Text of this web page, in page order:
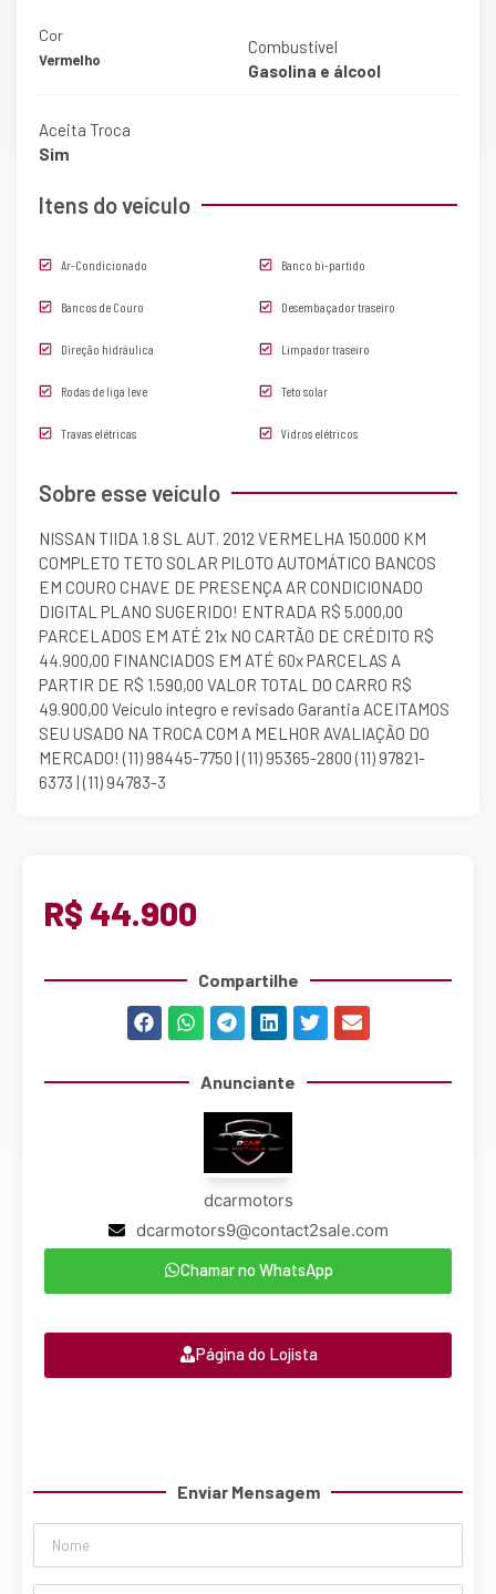
Cor
Vermelho
Combustível
Gasolina e álcool
Aceita Troca
Sim
Itens do veículo
Ar-Condicionado Banco bi-partido
Bancos de Couro Desembaçador traseiro
Direção hidráulica Limpador traseiro
Rodas de liga leve Teto solar
Travas elétricas Vidros elétricos
Sobre esse veículo
NISSAN TIIDA 1.8 SL AUT. 2012 VERMELHA 150.000 KM
COMPLETO TETO SOLAR PILOTO AUTOMÁTICO BANCOS
EM COURO CHAVE DE PRESENÇA AR CONDICIONADO
DIGITAL PLANO SUGERIDO! ENTRADA R$ 5.000,00
PARCELADOS EM ATÉ 21x NO CARTÃO DE CRÉDITO R$
44.900,00 FINANCIADOS EM ATÉ 60x PARCELAS A
PARTIR DE R$ 1.590,00 VALOR TOTAL DO CARRO R$
49.900,00 Veículo íntegro e revisado Garantia ACEITAMOS
SEU USADO NA TROCA COM A MELHOR AVALIAÇÃO DO
MERCADO! (11) 98445-7750 | (11) 95365-2800 (11) 97821-
6373 | (11) 94783-3
R$ 44.900
Compartilhe
Anunciante
dcarmotors
dcarmotors9@contact2sale.com
Chamar no WhatsApp
Página do Lojista
Enviar Mensagem